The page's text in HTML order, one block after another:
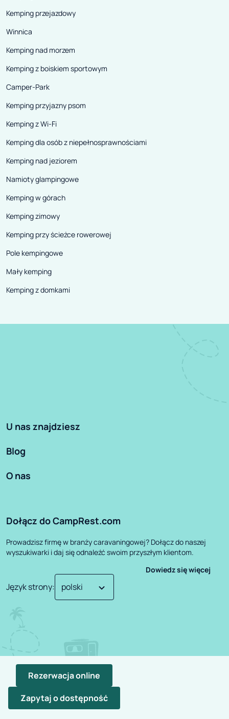
Rezerwacja online
Zapytaj o dostępność
Kemping przejazdowy
Winnica
Kemping nad morzem
Kemping z boiskiem sportowym
Camper-Park
Kemping przyjazny psom
Kemping z Wi-Fi
Kemping dla osób z niepełnosprawnościami
Kemping nad jeziorem
Namioty glampingowe
Kemping w górach
Kemping zimowy
Kemping przy ścieżce rowerowej
Pole kempingowe
Mały kemping
Kemping z domkami
U nas znajdziesz
Blog
O nas
Dołącz do CampRest.com
Prowadzisz firmę w branży caravaningowej? Dołącz do naszej
wyszukiwarki i daj się odnaleźć swoim przyszłym klientom.
Dowiedz się więcej
Język strony:
©2026CampRest.
Polityka Prywatności